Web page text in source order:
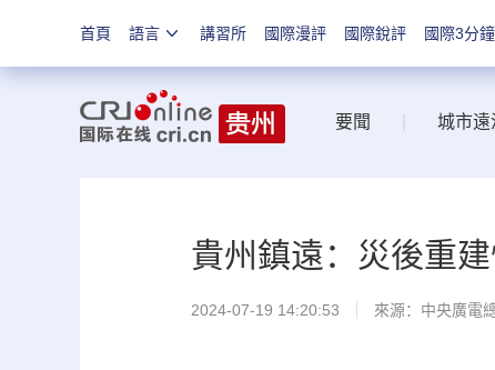
首頁 語言 講習所 國際漫評 國際銳評 國際3分鐘
要聞 城市遠
貴州鎮遠：災後重
2024-07-19 14:20:53 來源：中央廣電